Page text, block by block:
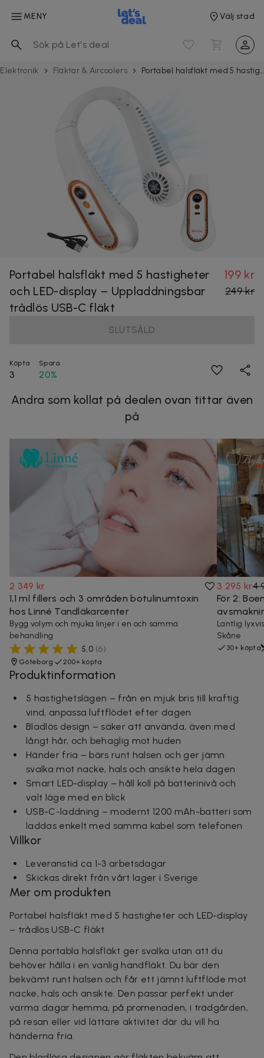
MENY Välj stad
Elektronik Fläktar & Aircoolers Portabel halsfläkt med 5 hastigheter och LED-display – Uppladdningsbar trådlös USB-C fläkt
Portabel halsfläkt med 5 hastigheter
och LED-display – Uppladdningsbar
trådlös USB-C fläkt
199 kr
249 kr
SLUTSÅLD
Köpta
3
Spara
20%
Andra som kollat på dealen ovan tittar även
på
2 349 kr
1,1 ml fillers och 3 områden botulinumtoxin
hos Linné Tandläkarcenter
Bygg volym och mjuka linjer i en och samma
behandling
5,0 (6)
Göteborg 200+ köpta
3 295 kr4
För 2:
Lantlig
Skåne
30+ köpta
Produktinformation
5 hastighetslägen – från en mjuk bris till kraftig
vind, anpassa luftflödet efter dagen
Bladlös design – säker att använda, även med
långt hår, och behaglig mot huden
Händer fria – bärs runt halsen och ger jämn
svalka mot nacke, hals och ansikte hela dagen
Smart LED-display – håll koll på batterinivå och
valt läge med en blick
USB-C-laddning – modernt 1200 mAh-batteri som
laddas enkelt med samma kabel som telefonen
Villkor
Leveranstid ca 1-3 arbetsdagar
Skickas direkt från vårt lager i Sverige
Mer om produkten
Portabel halsfläkt med 5 hastigheter och LED-display
– trådlös USB-C fläkt
Denna portabla halsfläkt ger svalka utan att du
behöver hålla i en vanlig handfläkt. Du bär den
bekvämt runt halsen och får ett jämnt luftflöde mot
nacke, hals och ansikte. Den passar perfekt under
varma dagar hemma, på promenaden, i trädgården,
på resan eller vid lättare aktivitet där du vill ha
händerna fria.